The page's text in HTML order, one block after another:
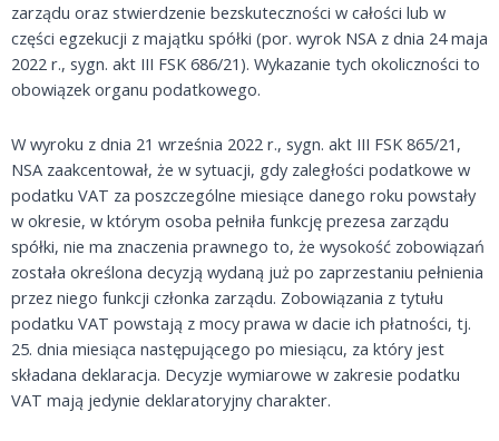
zarządu oraz stwierdzenie bezskuteczności w całości lub w
części egzekucji z majątku spółki (por. wyrok NSA z dnia 24 maja
2022 r., sygn. akt III FSK 686/21). Wykazanie tych okoliczności to
obowiązek organu podatkowego.
W wyroku z dnia 21 września 2022 r., sygn. akt III FSK 865/21,
NSA zaakcentował, że w sytuacji, gdy zaległości podatkowe w
podatku VAT za poszczególne miesiące danego roku powstały
w okresie, w którym osoba pełniła funkcję prezesa zarządu
spółki, nie ma znaczenia prawnego to, że wysokość zobowiązań
została określona decyzją wydaną już po zaprzestaniu pełnienia
przez niego funkcji członka zarządu. Zobowiązania z tytułu
podatku VAT powstają z mocy prawa w dacie ich płatności, tj.
25. dnia miesiąca następującego po miesiącu, za który jest
składana deklaracja. Decyzje wymiarowe w zakresie podatku
VAT mają jedynie deklaratoryjny charakter.